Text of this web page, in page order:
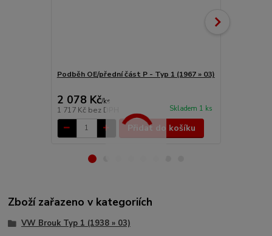
Podběh OE/přední část P - Typ 1 (1967 » 03)
2 078 Kč/ks
1 717 Kč bez DPH Skladem 1 ks
Přidat do košíku
Zboží zařazeno v kategoriích
VW Brouk Typ 1 (1938 » 03)